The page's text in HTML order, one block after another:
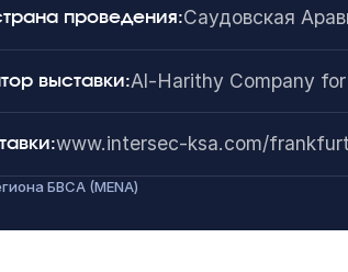
проведения:Саудовская
выставки:Al-Harithy Company
www.intersec-ksa.com/
БВСА (MENA)